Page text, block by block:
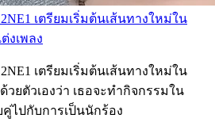
เตรียมเริ่มต้นเส้นทางใหม่ใน
งเพลง
เตรียมเริ่มต้นเส้นทางใหม่ใน
วยตัวเองว่า เธอจะทำกิจกรรมใน
ไปกับการเป็นนักร้อง